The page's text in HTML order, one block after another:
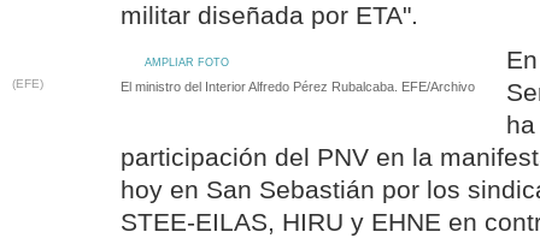
militar diseñada por ETA".
AMPLIAR FOTO
(EFE) El ministro del Interior Alfredo Pérez Rubalcaba. EFE/Archivo
participación del PNV en la
hoy en San Sebastián por los
STEE-EILAS, HIRU y EHNE en